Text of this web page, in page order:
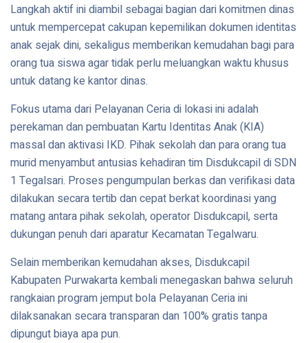
Langkah aktif ini diambil sebagai bagian dari komitmen dinas
untuk mempercepat cakupan kepemilikan dokumen identitas
anak sejak dini, sekaligus memberikan kemudahan bagi para
orang tua siswa agar tidak perlu meluangkan waktu khusus
untuk datang ke kantor dinas.
Fokus utama dari Pelayanan Ceria di lokasi ini adalah
perekaman dan pembuatan Kartu Identitas Anak (KIA)
massal dan aktivasi IKD. Pihak sekolah dan para orang tua
murid menyambut antusias kehadiran tim Disdukcapil di SDN
1 Tegalsari. Proses pengumpulan berkas dan verifikasi data
dilakukan secara tertib dan cepat berkat koordinasi yang
matang antara pihak sekolah, operator Disdukcapil, serta
dukungan penuh dari aparatur Kecamatan Tegalwaru.
Selain memberikan kemudahan akses, Disdukcapil
Kabupaten Purwakarta kembali menegaskan bahwa seluruh
rangkaian program jemput bola Pelayanan Ceria ini
dilaksanakan secara transparan dan 100% gratis tanpa
dipungut biaya apa pun.